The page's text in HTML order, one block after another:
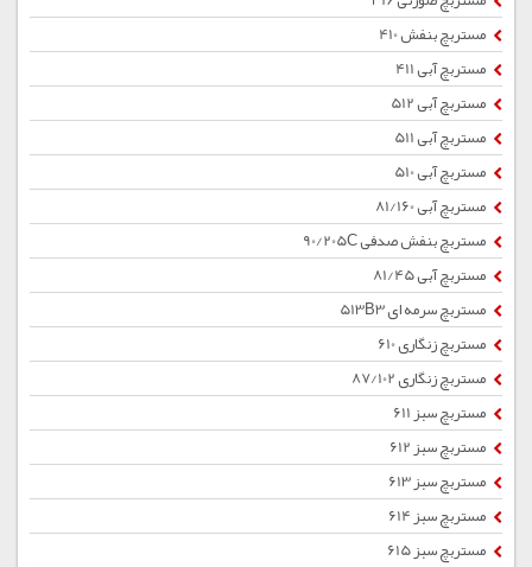
مستربچ بنفش 410
مستربچ آبی 411
مستربچ آبی 512
مستربچ آبی 511
مستربچ آبی 510
مستربچ آبی 81/160
مستربچ بنفش صدفی 90/205C
مستربچ آبی 81/45
مستربچ سرمه ای 513B3
مستربچ زنگاری 610
مستربچ زنگاری 87/102
مستربچ سبز 611
مستربچ سبز 612
مستربچ سبز 613
مستربچ سبز 614
مستربچ سبز 615